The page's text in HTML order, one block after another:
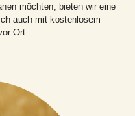
möchten, bieten wir eine
auch mit kostenlosem
Ort.